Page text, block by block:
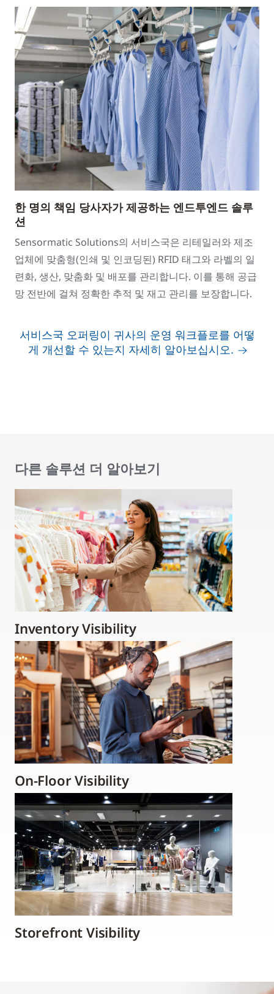
한 명의 책임 당사자가 제공하는 엔드투엔드 솔루
션
Sensormatic Solutions의 서비스국은 리테일러와 제조
업체에 맞춤형(인쇄 및 인코딩된) RFID 태그와 라벨의 일
련화, 생산, 맞춤화 및 배포를 관리합니다. 이를 통해 공급
망 전반에 걸쳐 정확한 추적 및 재고 관리를 보장합니다.
서비스국 오퍼링이 귀사의 운영 워크플로를 어떻
게 개선할 수 있는지 자세히 알아보십시오.
다른 솔루션 더 알아보기
Inventory Visibility
On-Floor Visibility
Storefront Visibility